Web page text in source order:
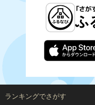
ランキングでさがす